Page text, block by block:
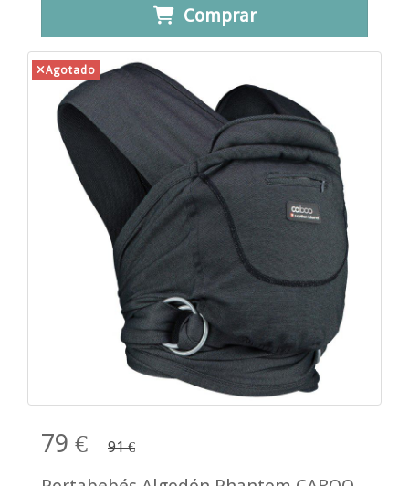
Comprar
Agotado
79 € 91 €